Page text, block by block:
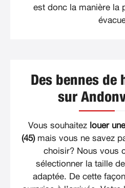
est donc la manière la
Des bennes
sur
Vous souhaitez louer
(45)mais vous ne savez
choisir? Nous vous
sélectionner la taille
adaptée. De cette